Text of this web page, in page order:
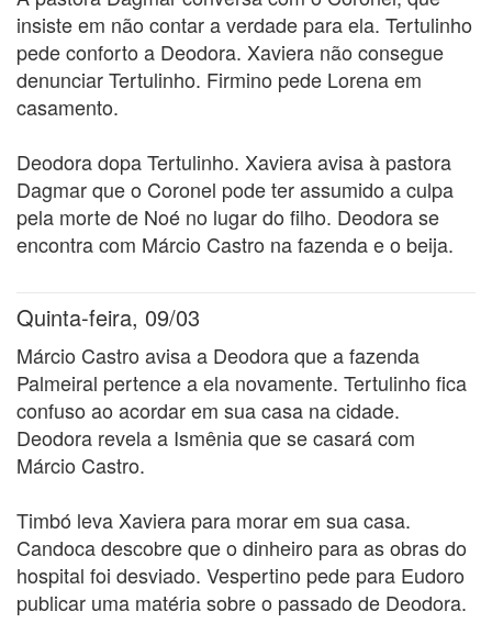
insiste em não contar a verdade para ela. Tertulinho
pede conforto a Deodora. Xaviera não consegue
denunciar Tertulinho. Firmino pede Lorena em
casamento.
Deodora dopa Tertulinho. Xaviera avisa à pastora
Dagmar que o Coronel pode ter assumido a culpa
pela morte de Noé no lugar do filho. Deodora se
encontra com Márcio Castro na fazenda e o beija.
Quinta-feira, 09/03
Márcio Castro avisa a Deodora que a fazenda
Palmeiral pertence a ela novamente. Tertulinho fica
confuso ao acordar em sua casa na cidade.
Deodora revela a Ismênia que se casará com
Márcio Castro.
Timbó leva Xaviera para morar em sua casa.
Candoca descobre que o dinheiro para as obras do
hospital foi desviado. Vespertino pede para Eudoro
publicar uma matéria sobre o passado de Deodora.